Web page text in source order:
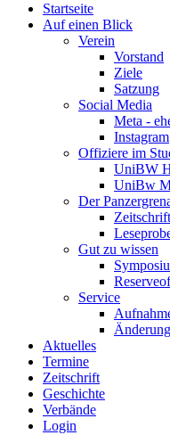
Startseite
Auf einen Blick
Verein
Vorstand
Ziele
Satzung
Social Media
Meta -
Instagram
Offiziere im
UniBW
UniBw
Der
Zeitschrift
Gut zu wissen
Service
Aktuelles
Termine
Zeitschrift
Geschichte
Verbände
Login